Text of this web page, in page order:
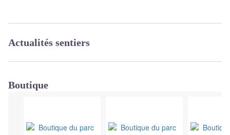
Actualités sentiers
Boutique